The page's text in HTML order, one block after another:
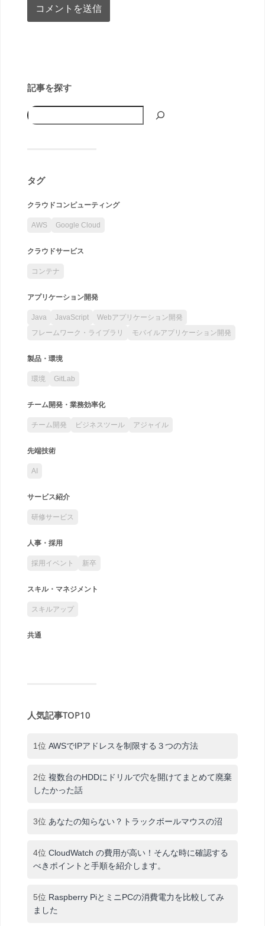
記事を探す
タグ
クラウドコンピューティング
AWS Google Cloud
クラウドサービス
コンテナ
アプリケーション開発
Java JavaScript
Webアプリケーション開発
フレームワーク・ライブラリ
モバイルアプリケーション開発
製品・環境
環境 GitLab
チーム開発・業務効率化
チーム開発 ビジネスツール アジャイル
先端技術
AI
サービス紹介
研修サービス
人事・採用
採用イベント 新卒
スキル・マネジメント
スキルアップ
共通
人気記事TOP10
1位 AWSでIPアドレスを制限する３つの方法
2位 複数台のHDDにドリルで穴を開けてまとめて廃棄
したかった話
3位 あなたの知らない？トラックボールマウスの沼
4位 CloudWatch の費用が高い！そんな時に確認する
べきポイントと手順を紹介します。
5位 Raspberry PiとミニPCの消費電力を比較してみ
ました